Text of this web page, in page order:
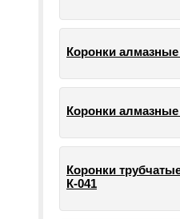
Коронки алмазные
Коронки
Коронки
К-041